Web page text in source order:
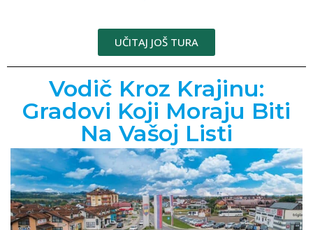
UČITAJ JOŠ TURA
Vodič Kroz Krajinu:
Gradovi Koji Moraju Biti
Na Vašoj Listi